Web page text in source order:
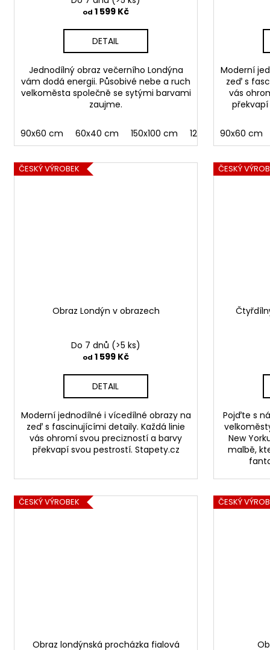
od 1 599 Kč
DETAIL
Jednodílný obraz večerního Londýna
vám dodá energii. Působivé nebe a ruch
velkoměsta společně se sytými barvami
zaujme.
90x60 cm 60x40 cm 150x100 cm 120x80 cm
Moderní
zeď s
vás
90x60 cm
ČESKÝ VÝROBEK
Obraz Londýn v obrazech
Do 7 dnů (>5 ks)
od 1 599 Kč
DETAIL
Moderní jednodílné i vícedílné obrazy na
zeď s fascinujícími detaily. Každá linie
vás ohromí svou precizností a barvy
překvapí svou pestrostí. Stapety.cz
ČESKÝ
Pojďte s
New
malbě,
ČESKÝ VÝROBEK
Obraz londýnská procházka fialová
ČESKÝ